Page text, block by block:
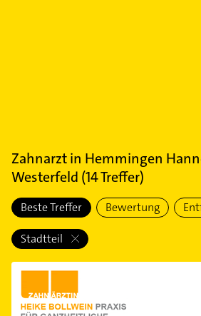
Zahnarztin Hemmingen
Westerfeld (14Treffer)
Beste Treffer Bewertung
Stadtteil